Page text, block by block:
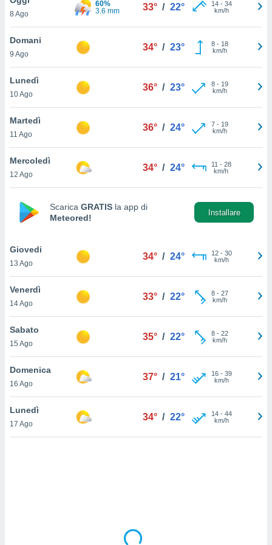
è
al sito
di
ci
di
il
un
la
nella
cookie
il tuo
in
a piè
del
8 Ago
60%
3.6 mm
33° / 22° 14- 34
km/h
Domani
9 Ago
34° / 23° 8- 18
km/h
Lunedì
10 Ago
36° / 23° 8- 19
km/h
Martedì
11 Ago
36° / 24° 7- 19
km/h
Mercoledì
12 Ago
34° / 24° 11 - 28
km/h
Scarica GRATIS la app di
Meteored!
Installare
Giovedi
13 Ago
34° / 24° 12- 30
km/h
Venerdì
14 Ago
33° / 22° 8- 27
km/h
Sabato
15 Ago
35° / 22° 8- 22
km/h
Domenica
16 Ago
37° / 21° 16- 39
km/h
Lunedì
17 Ago
34° / 22° 14- 44
km/h